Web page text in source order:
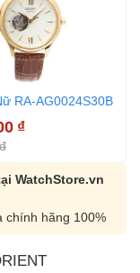
RA-AG0024S30B
₫
WatchStore.vn
chính hãng 100%